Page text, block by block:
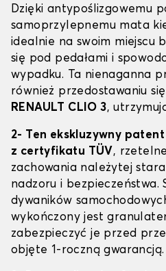
Dzięki antypoślizgowemu
samoprzylepnemu mata
idealnie na swoim miejscu
się pod pedałami i
wypadku. Ta nienaganna
również przedostawaniu
RENAULT CLIO 3,
2- Ten ekskluzywny
z certyfikatu TÜV,
zachowania należytej
nadzoru i bezpieczeństwa.
dywaników
wykończony jest
zabezpieczyć je przed
objęte 1-roczną gwarancją.